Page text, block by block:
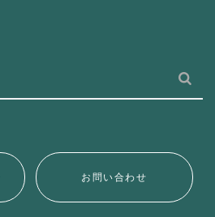
お問い合わせ